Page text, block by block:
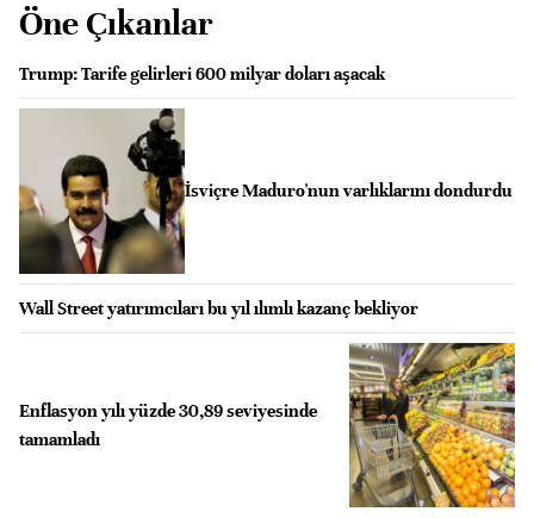
Öne Çıkanlar
Trump: Tarife gelirleri 600 milyar doları aşacak
İsviçre Maduro'nun varlıklarını dondurdu
Wall Street yatırımcıları bu yıl ılımlı kazanç bekliyor
Enflasyon yılı yüzde 30,89 seviyesinde
tamamladı